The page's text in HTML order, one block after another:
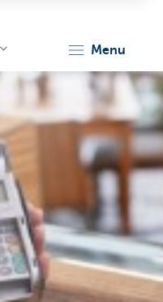
menu